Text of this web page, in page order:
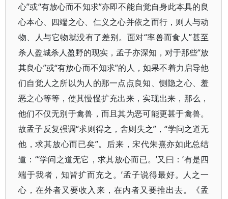
心”或“有放心而不知求”亦即不能自觉自身此本具的良
心本心、四端之心、仁义之心并依之而行，则人与动
物、人与它物就没有了差别。面对“率兽而食人”甚至
杀人盈城杀人盈野的现实，孟子亦深知，对于那些“放
其良心”或“有放心而不知求”的人，如果不着力启导他
们自觉人之所以为人的那一点点良知、恻隐之心、羞
恶之心等等，使其慢慢扩充出来，实现出来，那么，
他们不仅无别于禽兽，而且其为恶可能更甚于禽兽。
故孟子反复强调“求则得之，舍则失之”，“学问之道无
他，求其放心而已矣”。后来，宋代朱熹亦如此总结
道：“‘学问之道无它，求其放心而已。’又曰：‘有是四
端于我者，知皆扩而充之。’孟子说得最好。人之一
心，在外者又要收入来，在内者又要推出去。《孟